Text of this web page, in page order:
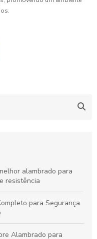
alambrado para
resistência
para Segurança
Alambrado para